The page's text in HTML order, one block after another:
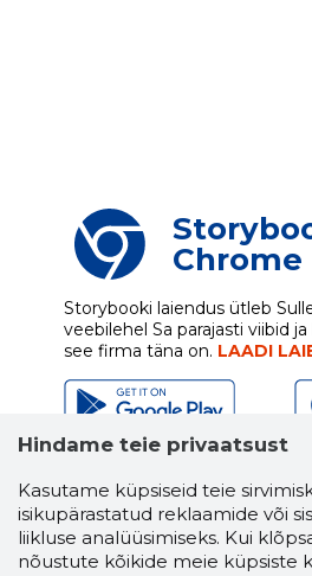
Chrome
Storybooki laiendus ütleb
veebilehel Sa parajasti viibid
see firma täna on. LAADI
Näed helistaja tausta!
Sinuni OTSEKONTAKTID
400
ettevõtte ja isikute kohta
Andmed on rikastatud
finantsinfoga.
Hindame teie privaatsust
Kasutame küpsiseid teie
isikupärastatud reklaamide või
liikluse analüüsimiseks. Kui
nõustute kõikide meie küpsiste